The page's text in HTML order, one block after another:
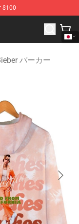
$100
Bieber Merchandise
パーカー